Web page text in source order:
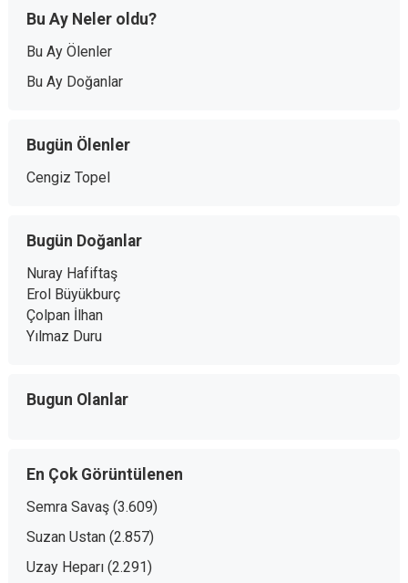
Bu Ay Neler oldu?
Bu Ay Ölenler
Bu Ay Doğanlar
Bugün Ölenler
Cengiz Topel
Bugün Doğanlar
Nuray Hafiftaş
Erol Büyükburç
Çolpan İlhan
Yılmaz Duru
Bugun Olanlar
En Çok Görüntülenen
Semra Savaş (3.609)
Suzan Ustan (2.857)
Uzay Heparı (2.291)